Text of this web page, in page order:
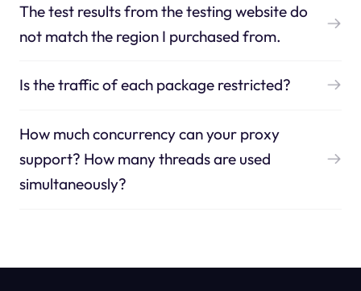
The test results from the testing website do
not match the region I purchased from.
Is the traffic of each package restricted?
How much concurrency can your proxy
support? How many threads are used
simultaneously?